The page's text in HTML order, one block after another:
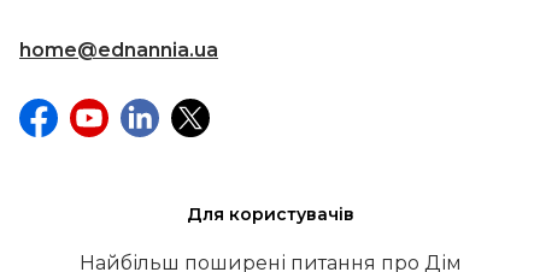
home@ednannia.ua
Для користувачів
Найбільш поширені питання про Дім